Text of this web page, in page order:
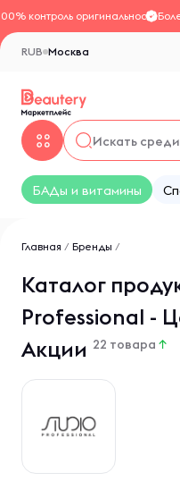
контроль оригинальности
Москва
RUB
БАДы и витамины
Главная / Бренды /
Каталог
Professional -
Акции 22 товара ↑